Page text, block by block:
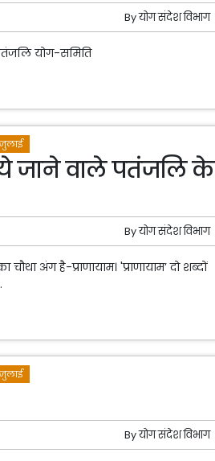
Byयोग संदेश विभाग
योग-समिति
जाने वाले पतंजलि के
Byयोग संदेश विभाग
अंग है-प्राणायाम। 'प्राणायाम’ दो शब्दों
Byयोग संदेश विभाग